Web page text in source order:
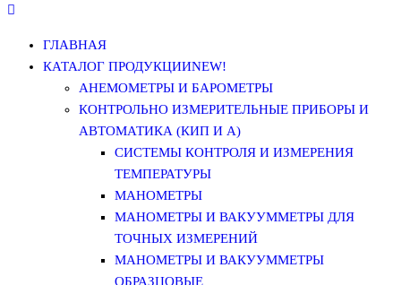
ГЛАВНАЯ
КАТАЛОГ ПРОДУКЦИИNEW!
АНЕМОМЕТРЫ И БАРОМЕТРЫ
КОНТРОЛЬНО ИЗМЕРИТЕЛЬНЫЕ ПРИБОРЫ И
АВТОМАТИКА (КИП И А)
СИСТЕМЫ КОНТРОЛЯ И ИЗМЕРЕНИЯ
ТЕМПЕРАТУРЫ
МАНОМЕТРЫ
МАНОМЕТРЫ И ВАКУУММЕТРЫ ДЛЯ
ТОЧНЫХ ИЗМЕРЕНИЙ
МАНОМЕТРЫ И ВАКУУММЕТРЫ
ОБРАЗЦОВЫЕ